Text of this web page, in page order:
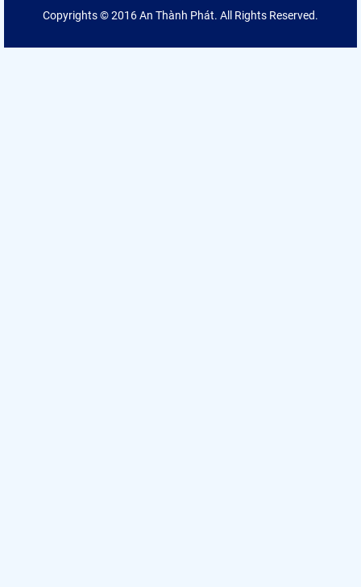
Copyrights © 2016 An Thành Phát. All Rights Reserved.